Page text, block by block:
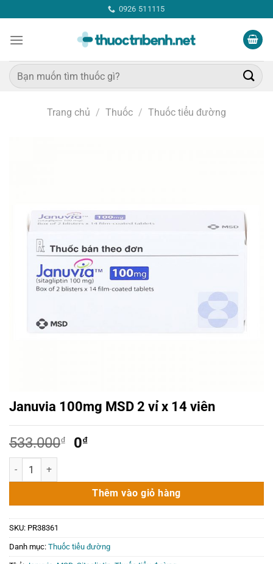
qua
nội
0926 511115
Tìm
kiếm:
Trang chủ / Thuốc / Thuốc tiểu đường
Januvia 100mg MSD 2 vỉ x 14 viên
533.000₫
Giá
533.000₫.
0₫Giá
là:
0₫.
Januvia 100mg MSD 2 vỉ x 14 viên số lượng
Thêm vào giỏ hàng
SKU: PR38361
Danh mục: Thuốc tiểu đường